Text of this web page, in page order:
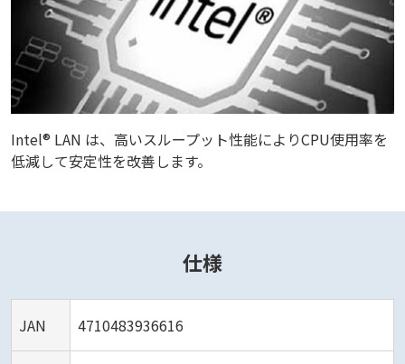
Intel® LAN は、高いスループット性能によりCPU使用率を
低減して安定性を改善します。
仕様
JAN 4710483936616